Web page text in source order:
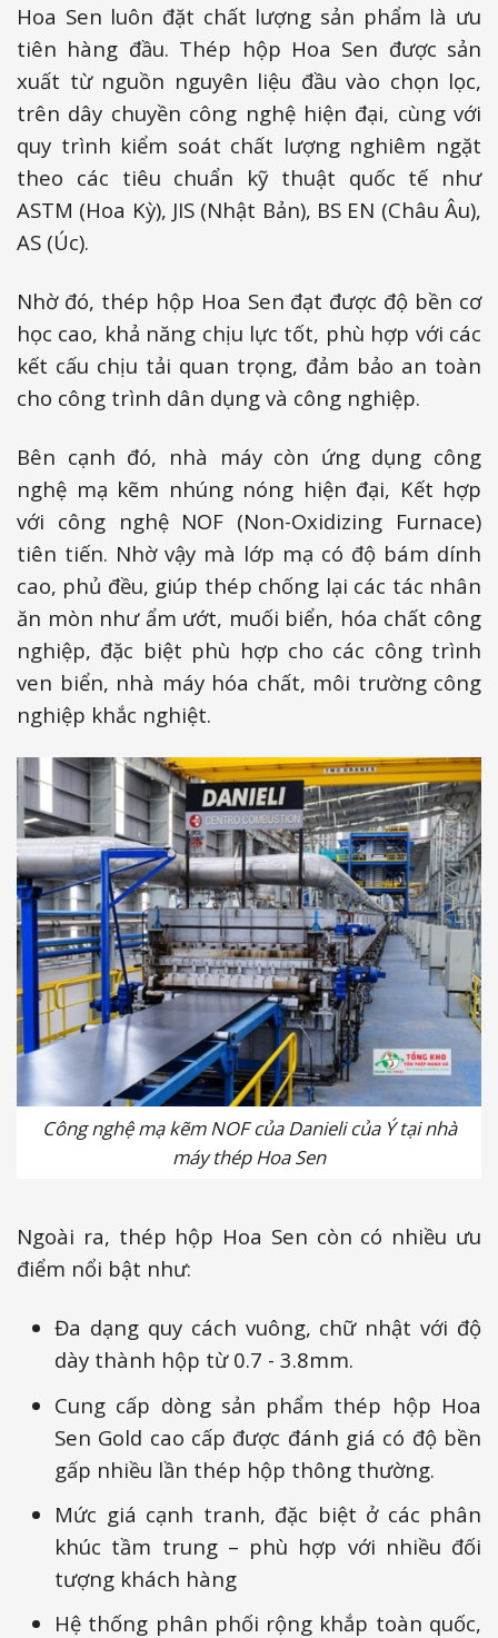
Hoa Sen luôn đặt chất lượng sản phẩm là ưu
tiên hàng đầu. Thép hộp Hoa Sen được sản
xuất từ nguồn nguyên liệu đầu vào chọn lọc,
trên dây chuyền công nghệ hiện đại, cùng với
quy trình kiểm soát chất lượng nghiêm ngặt
theo các tiêu chuẩn kỹ thuật quốc tế như
ASTM (Hoa Kỳ), JIS (Nhật Bản), BS EN (Châu Âu),
AS (Úc).
Nhờ đó, thép hộp Hoa Sen đạt được độ bền cơ
học cao, khả năng chịu lực tốt, phù hợp với các
kết cấu chịu tải quan trọng, đảm bảo an toàn
cho công trình dân dụng và công nghiệp.
Bên cạnh đó, nhà máy còn ứng dụng công
nghệ mạ kẽm nhúng nóng hiện đại, Kết hợp
với công nghệ NOF (Non-Oxidizing Furnace)
tiên tiến. Nhờ vậy mà lớp mạ có độ bám dính
cao, phủ đều, giúp thép chống lại các tác nhân
ăn mòn như ẩm ướt, muối biển, hóa chất công
nghiệp, đặc biệt phù hợp cho các công trình
ven biển, nhà máy hóa chất, môi trường công
nghiệp khắc nghiệt.
Công nghệ mạ kẽm NOF của Danieli của Ý tại nhà
máy thép Hoa Sen
Ngoài ra, thép hộp Hoa Sen còn có nhiều ưu
điểm nổi bật như:
Đa dạng quy cách vuông, chữ nhật với độ
dày thành hộp từ 0.7 - 3.8mm.
Cung cấp dòng sản phẩm thép hộp Hoa
Sen Gold cao cấp được đánh giá có độ bền
gấp nhiều lần thép hộp thông thường.
Mức giá cạnh tranh, đặc biệt ở các phân
khúc tầm trung – phù hợp với nhiều đối
tượng khách hàng
Hệ thống phân phối rộng khắp toàn quốc,